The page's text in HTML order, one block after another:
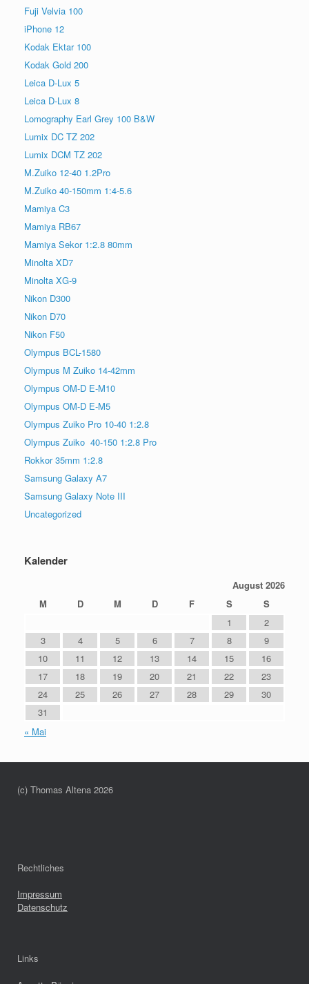
Fuji Velvia 100
iPhone 12
Kodak Ektar 100
Kodak Gold 200
Leica D-Lux 5
Leica D-Lux 8
Lomography Earl Grey 100 B&W
Lumix DC TZ 202
Lumix DCM TZ 202
M.Zuiko 12-40 1.2Pro
M.Zuiko 40-150mm 1:4-5.6
Mamiya C3
Mamiya RB67
Mamiya Sekor 1:2.8 80mm
Minolta XD7
Minolta XG-9
Nikon D300
Nikon D70
Nikon F50
Olympus BCL-1580
Olympus M Zuiko 14-42mm
Olympus OM-D E-M10
Olympus OM-D E-M5
Olympus Zuiko Pro 10-40 1:2.8
Olympus Zuiko 40-150 1:2.8 Pro
Rokkor 35mm 1:2.8
Samsung Galaxy A7
Samsung Galaxy Note III
Uncategorized
Kalender
August 2026
M
D M D F S
S
1
2
3
4 5 6 7 8
9
10
11 12 13 14 15
16
17
18 19 20 21 22
23
24
25 26 27 28 29
30
31
« Mai
(c) Thomas Altena 2026
Rechtliches
Impressum
Datenschutz
Links